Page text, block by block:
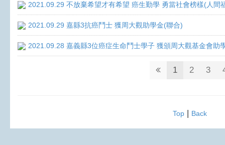
2021.09.29 不放棄希望才有希望 癌生勤學 勇當社會榜樣(人間
2021.09.29 嘉縣3抗癌鬥士 獲周大觀助學金(聯合)
2021.09.28 嘉義縣3位癌症生命鬥士學子 獲頒周大觀基金會助
1 2 3
Top| Back